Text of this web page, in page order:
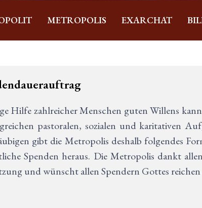
METROPOLIS EXARCHAT
Hilfe zahlreicher Menschen guten Willens
pastoralen, sozialen und karitativen
gibt die Metropolis deshalb folgendes
Spenden heraus. Die Metropolis dankt
und wünscht allen Spendern Gottes reichen